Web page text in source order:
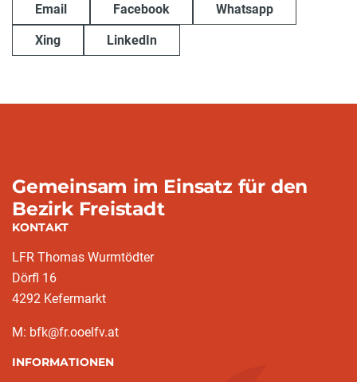
Email Facebook Whatsapp
Xing LinkedIn
Gemeinsam im Einsatz für den
Bezirk Freistadt
KONTAKT
LFR Thomas Wurmtödter
Dörfl 16
4292 Kefermarkt
M: bfk@fr.ooelfv.at
INFORMATIONEN